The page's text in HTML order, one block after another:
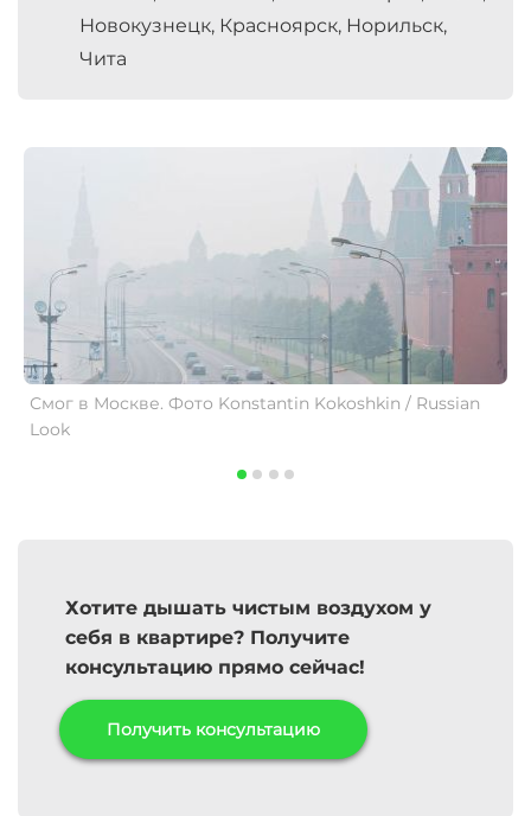
Новокузнецк, Красноярск, Норильск,
Чита
Смог в Москве. Фото Konstantin Kokoshkin / Russian
Look
Хотите дышать чистым воздухом у
себя в квартире? Получите
консультацию прямо сейчас!
Получить консультацию